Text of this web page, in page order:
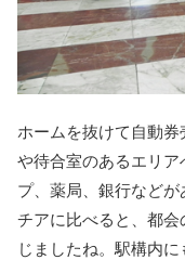
ホームを抜けて自動
や待合室のあるエリ
プ、薬局、銀行など
チアに比べると、都
じましたね。駅構内